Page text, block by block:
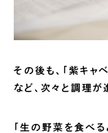
その後も、「紫キャ
など、次々と調理が
「生の野菜を食べ